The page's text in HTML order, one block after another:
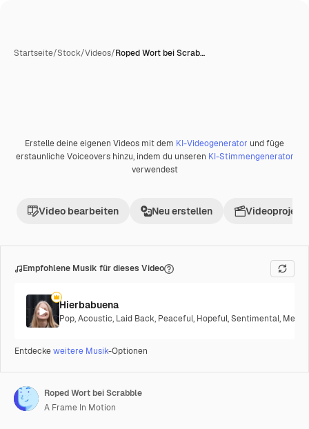
Startseite/Stock/Videos/Roped Wort bei Scrab…
Premium
Erstelle deine eigenen Videos mit dem KI-Videogenerator und füge
erstaunliche Voiceovers hinzu, indem du unseren KI-Stimmengenerator
verwendest
Video bearbeiten Neu erstellen Videoprojekt
Empfohlene Musik für dieses Video
Hierbabuena
Pop,Acoustic, Laid Back, Peaceful, Hopeful,Sentimental,
Entdeckeweitere Musik-Optionen
Roped Wort bei Scrabble
A Frame In Motion